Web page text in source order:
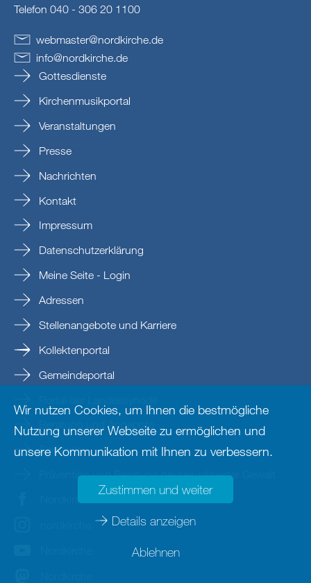
Telefon 040 - 306 20 1100
webmaster@nordkirche.de
info@nordkirche.de
Gottesdienste
Kirchenmusikportal
Veranstaltungen
Presse
Nachrichten
Kontakt
Impressum
Datenschutzerklärung
Meine Seite - Login
Adressen
Stellenangebote und Karriere
Kollektenportal
Gemeindeportal
Beratung und Angebote
Seelsorge
Prävention und Beratung bei sexualisierter Gewalt
Nordkirche
Wir nutzen Cookies, um Ihnen die bestmögliche
Nutzung unserer Webseite zu ermöglichen und
unsere Kommunikation mit Ihnen zu verbessern.
Zustimmen und weiter
Details anzeigen
Ablehnen